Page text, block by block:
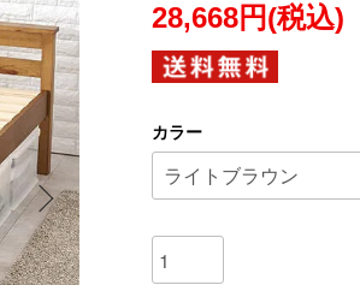
28,668円(税込)
カラー